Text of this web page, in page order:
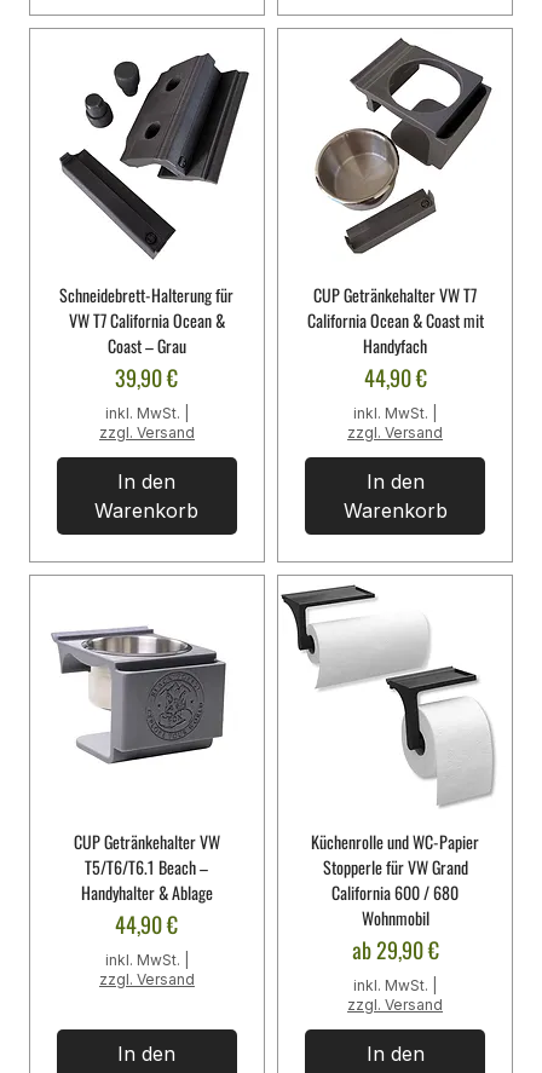
Schneidebrett-Halterung für
VW T7 California Ocean &
Coast – Grau
Preis
39,90 €
inkl. MwSt.
zzgl. Versand
In den
Warenkorb
CUP Getränkehalter VW T7
California Ocean & Coast mit
Handyfach
Preis
44,90 €
inkl. MwSt.
zzgl. Versand
In den
Warenkorb
CUP Getränkehalter VW
T5/T6/T6.1 Beach –
Handyhalter & Ablage
Preis
44,90 €
inkl. MwSt.
zzgl. Versand
In den
Küchenrolle und WC-Papier
Stopperle für VW Grand
California 600 / 680
Wohnmobil
ab29,90 €
Sale-Preis
inkl. MwSt.
zzgl. Versand
In den